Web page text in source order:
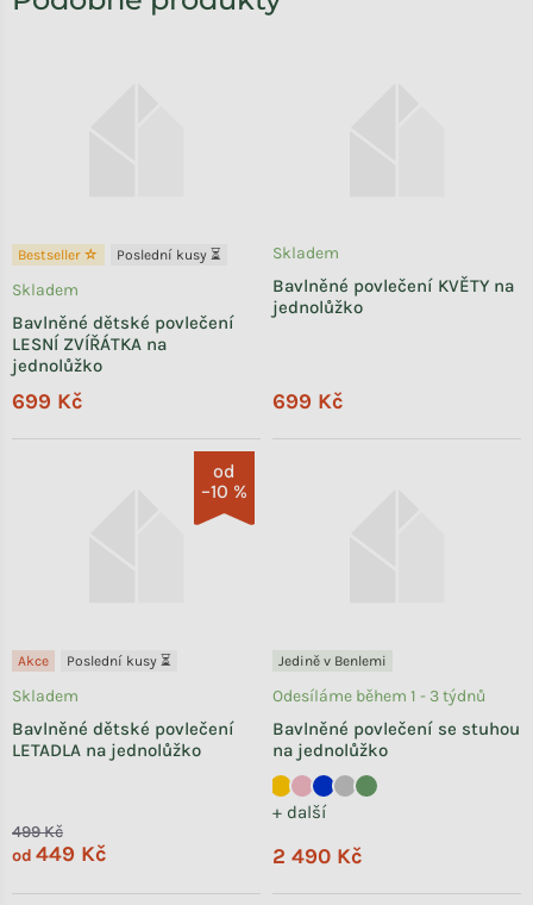
Bestseller ☆ Poslední kusy ⏳
Bavlněné dětské povlečení
LESNÍ ZVÍŘÁTKA na
jednolůžko
Skladem
699 Kč
Bavlněné povlečení KVĚTY na
jednolůžko
Skladem
699 Kč
od
–10 %
Akce Poslední kusy ⏳
Bavlněné dětské povlečení
LETADLA na jednolůžko
Skladem
499 Kč
od 449 Kč
Jedině v Benlemi
Bavlněné povlečení se stuhou
na jednolůžko
+ další
Odesíláme během 1 - 3 týdnů
2 490 Kč